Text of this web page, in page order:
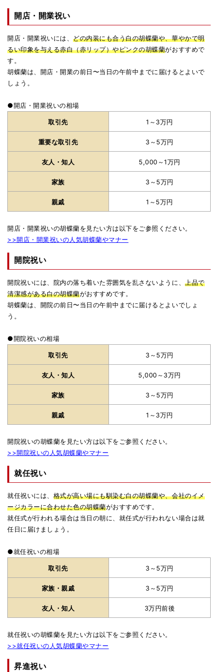
開店・開業祝い
開店・開業祝いには、どの内装にも合う白の胡蝶蘭や、華やかで明
るい印象を与える赤白（赤リップ）やピンクの胡蝶蘭がおすすめで
す。
胡蝶蘭は、開店・開業の前日〜当日の午前中までに届けるとよいで
しょう。
●開店・開業祝いの相場
取引先 1～3万円
重要な取引先 3～5万円
友人・知人 5,000～1万円
家族 3～5万円
親戚 1～5万円
開店・開業祝いの胡蝶蘭を見たい方は以下をご参照ください。
>>開店・開業祝いの人気胡蝶蘭やマナー
開院祝い
開院祝いには、院内の落ち着いた雰囲気を乱さないように、上品で
清潔感がある白の胡蝶蘭がおすすめです。
胡蝶蘭は、開院の前日〜当日の午前中までに届けるとよいでしょ
う。
●開院祝いの相場
取引先 3～5万円
友人・知人 5,000～3万円
家族 3～5万円
親戚 1～3万円
開院祝いの胡蝶蘭を見たい方は以下をご参照ください。
>>開院祝いの人気胡蝶蘭やマナー
就任祝い
就任祝いには、 格式が高い場にも馴染む白の胡蝶蘭や、会社のイメ
ージカラーに合わせた色の胡蝶蘭がおすすめです。
就任式が行われる場合は当日の朝に、就任式が行われない場合は就
任日に届けましょう。
●就任祝いの相場
取引先 3～5万円
家族・親戚 3～5万円
友人・知人 3万円前後
就任祝いの胡蝶蘭を見たい方は以下をご参照ください。
>>就任祝いの人気胡蝶蘭やマナー
昇進祝い